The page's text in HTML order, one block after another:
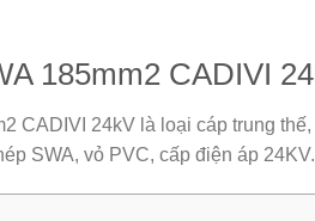
185mm2 CADIVI
CADIVI 24kV là loại cáp trung
SWA, vỏ PVC, cấp điện áp 24KV.